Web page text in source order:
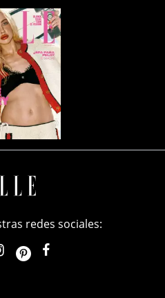
redes sociales:
elle_mexicoellemexico